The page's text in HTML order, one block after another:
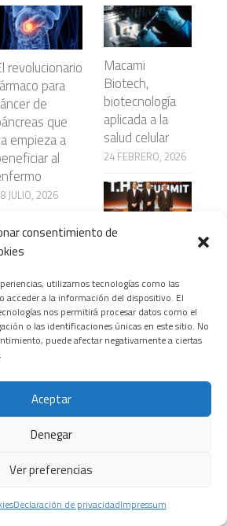
consentimiento de
utilizamos tecnologías como las
acceder a la información del dispositivo. El
nos permitirá procesar datos como el
o las identificaciones únicas en este sitio. No
puede afectar negativamente a ciertas
Aceptar
Denegar
Ver preferencias
Declaración de privacidadImpressum
revolucionario
para
de
que
empieza a
al
JULIO, 2026
atacar el
con
el diagnóstico y
Macami
Biotech,
biotecnología
aplicada a la
salud celular
24 FEBRERO, 2026
Siemens
inaugura la
primera edición
del T.H.E.
Healthineers
Summit, su
encuentro
transformar el